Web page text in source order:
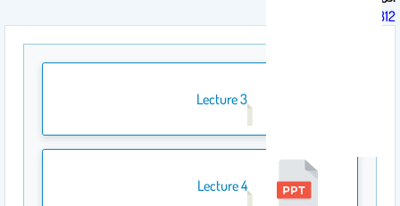
BCH 312
Lecture 3
Lecture 4